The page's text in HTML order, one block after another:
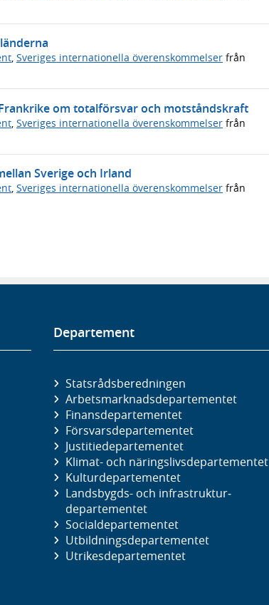
, Sveriges internationella överenskommelser från
om totalförsvar och motståndskraft
Sveriges internationella överenskommelser från
Sverige och Irland
, Sveriges internationella överenskommelser från
Departement
Statsrådsberedningen
Arbetsmarknads­departementet
Finans­departementet
Försvars­departementet
Justitie­departementet
Klimat- och näringslivs­departementet
Kultur­departementet
Landsbygds- och infrastruktur­
departementet
Social­departementet
Utbildnings­departementet
Utrikes­departementet